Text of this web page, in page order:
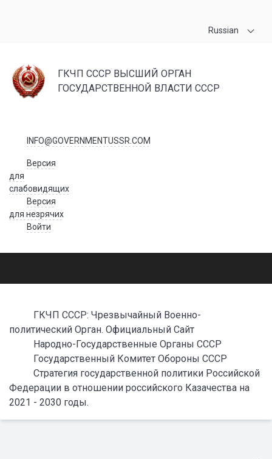
Russian
ГКЧП СССР ВЫСШИЙ ОРГАН
ГОСУДАРСТВЕННОЙ ВЛАСТИ СССР
INFO@GOVERNMENTUSSR.COM
Версия
для
слабовидящих
Версия
для незрячих
Войти
ГКЧП СССР: Чрезвычайный Военно-
политический Орган. Официальный Сайт
Народно-Государственные Органы СССР
Государственный Комитет Обороны СССР
Стратегия государственной политики Российской
Федерации в отношении российского Казачества на
2021 - 2030 годы.